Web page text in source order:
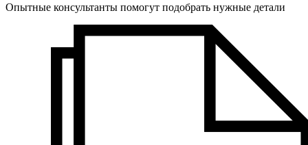
Опытные консультанты помогут подобрать нужные детали